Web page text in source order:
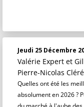
Jeudi 25 Décembre
Valérie Expert et
Pierre-Nicolas Cléré
Quelles ont été les
absolument en 2026 ?